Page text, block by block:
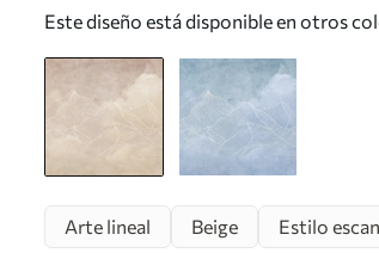
Este diseño está disponible en otros
Arte lineal Beige Estilo